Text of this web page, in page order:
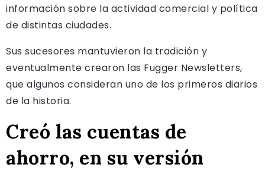
información sobre la actividad comercial y política
de distintas ciudades.
Sus sucesores mantuvieron la tradición y
eventualmente crearon las Fugger Newsletters,
que algunos consideran uno de los primeros diarios
de la historia.
Creó las cuentas de
ahorro, en su versión